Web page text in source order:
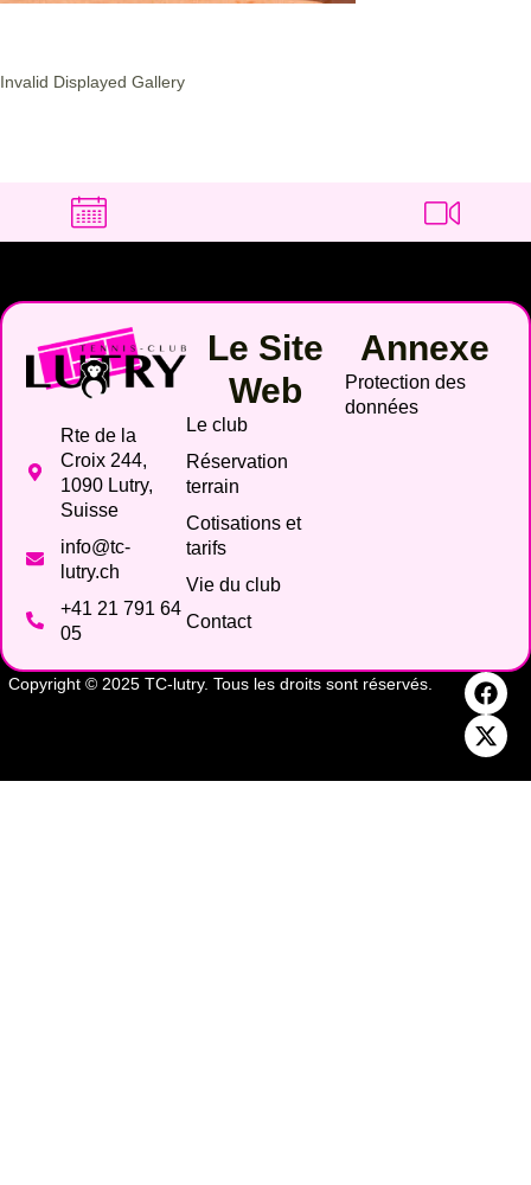
Invalid Displayed Gallery
Rte de la
Croix 244,
1090 Lutry,
Suisse
info@tc-
lutry.ch
+41 21 791 64
05
Le Site
Web
Le club
Réservation
terrain
Cotisations et
tarifs
Vie du club
Contact
Annexe
Protection des
données
Copyright © 2025 TC-lutry. Tous les droits sont réservés.